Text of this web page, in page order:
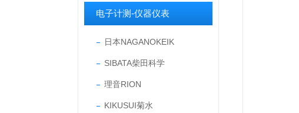
电子计测-仪器仪表
日本NAGANOKEIK
SIBATA柴田科学
理音RION
KIKUSUI菊水